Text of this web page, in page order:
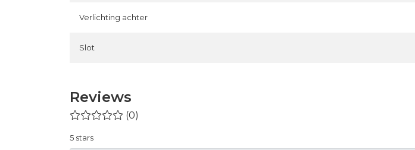
Verlichting achter
Slot
Reviews
(0)
5 stars